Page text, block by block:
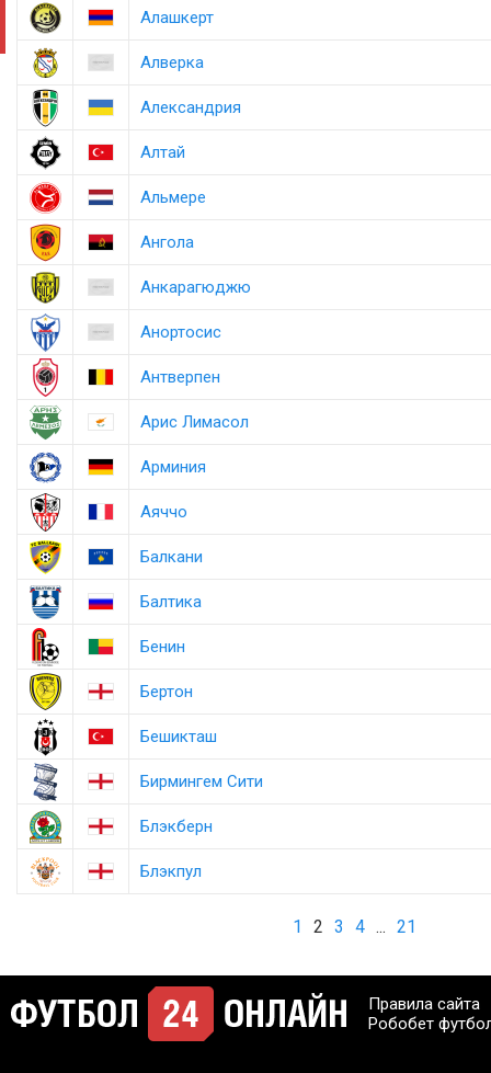
Алашкерт
Алверка
Александрия
Алтай
Альмере
Ангола
Анкарагюджю
Анортосис
Антверпен
Арис Лимасол
Арминия
Аяччо
Балкани
Балтика
Бенин
Бертон
Бешикташ
Бирмингем Сити
Блэкберн
Блэкпул
1 2 3 4 ... 21
Правила сайта
Робобет